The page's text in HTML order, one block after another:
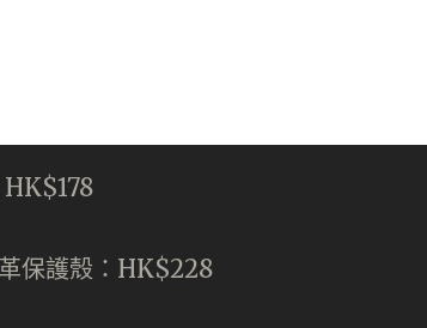
保護殼：HK$228